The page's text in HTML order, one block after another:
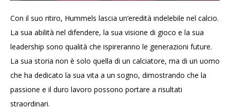
Con il suo ritiro, Hummels lascia un’eredità indelebile nel calcio.
La sua abilità nel difendere, la sua visione di gioco e la sua
leadership sono qualità che ispireranno le generazioni future.
La sua storia non è solo quella di un calciatore, ma di un uomo
che ha dedicato la sua vita a un sogno, dimostrando che la
passione e il duro lavoro possono portare a risultati
straordinari.